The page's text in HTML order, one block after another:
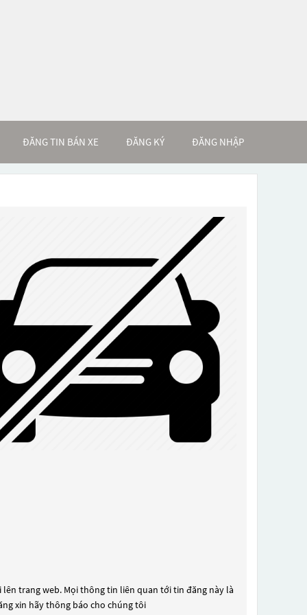
ĐĂNG TIN BÁN XE ĐĂNG KÝ ĐĂNG NHẬP
trang web. Mọi thông tin liên quan tới tin đăng này là
xin hãy thông báo cho chúng tôi